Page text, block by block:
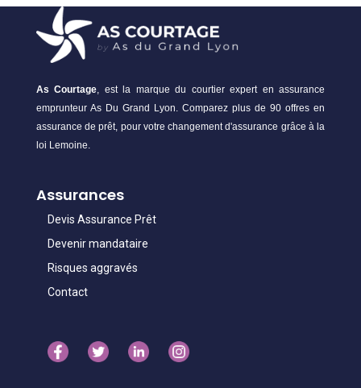
As Courtage, est la marque du courtier expert en assurance
emprunteur As Du Grand Lyon. Comparez plus de 90 offres en
assurance de prêt, pour votre changement d'assurance grâce à la
loi Lemoine.
Assurances
Devis Assurance Prêt
Devenir mandataire
Risques aggravés
Contact